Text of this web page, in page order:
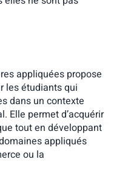
appliquées propose
les étudiants qui
dans un contexte
Elle permet d’acquérir
tout en développant
appliqués
ou la